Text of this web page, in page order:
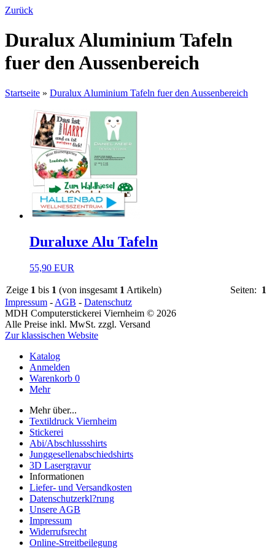
Zurück
Duralux Aluminium Tafeln
fuer den Aussenbereich
Startseite » Duralux Aluminium Tafeln fuer den Aussenbereich
Duraluxe Alu Tafeln
55,90 EUR
Zeige 1 bis 1 (von insgesamt 1 Artikeln) Seiten: 1
Impressum - AGB - Datenschutz
MDH Computerstickerei Viernheim © 2026
Alle Preise inkl. MwSt. zzgl. Versand
Zur klassischen Website
Katalog
Anmelden
Warenkorb 0
Mehr
Mehr über...
Textildruck Viernheim
Stickerei
Abi/Abschlussshirts
Junggesellenabschiedshirts
3D Lasergravur
Informationen
Liefer- und Versandkosten
Datenschutzerkl?rung
Unsere AGB
Impressum
Widerrufsrecht
Online-Streitbeilegung